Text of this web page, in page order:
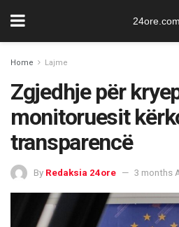
24ore.com
Home Lajme
Zgjedhje për
monitoruesit
transparencë
By Redaksia 24ore 3 months